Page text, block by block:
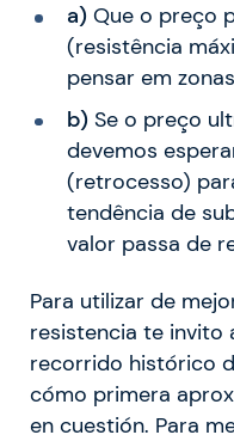
a)Que o preço
(resistência
pensar em
b)Se o preço
devemos
(retrocesso)
tendência de
valor passa de
Para utilizar de
resistencia te invito
recorrido histórico
cómo primera
en cuestión. Para